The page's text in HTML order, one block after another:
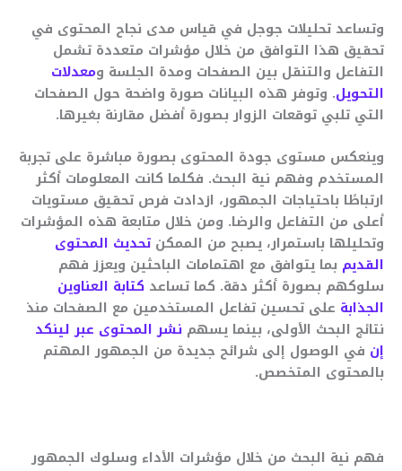
وتساعد تحليلات جوجل في قياس مدى نجاح المحتوى في
تحقيق هذا التوافق من خلال مؤشرات متعددة تشمل
التفاعل والتنقل بين الصفحات ومدة الجلسة ومعدلات
التحويل. وتوفر هذه البيانات صورة واضحة حول الصفحات
التي تلبي توقعات الزوار بصورة أفضل مقارنة بغيرها.
وينعكس مستوى جودة المحتوى بصورة مباشرة على تجربة
المستخدم وفهم نية البحث. فكلما كانت المعلومات أكثر
ارتباطًا باحتياجات الجمهور، ازدادت فرص تحقيق مستويات
أعلى من التفاعل والرضا. ومن خلال متابعة هذه المؤشرات
وتحليلها باستمرار، يصبح من الممكن تحديث المحتوى
القديم بما يتوافق مع اهتمامات الباحثين ويعزز فهم
سلوكهم بصورة أكثر دقة. كما تساعد كتابة العناوين
الجذابة على تحسين تفاعل المستخدمين مع الصفحات منذ
نتائج البحث الأولى، بينما يسهم نشر المحتوى عبر لينكد
إن في الوصول إلى شرائح جديدة من الجمهور المهتم
بالمحتوى المتخصص.
فهم نية البحث من خلال مؤشرات الأداء وسلوك الجمهور